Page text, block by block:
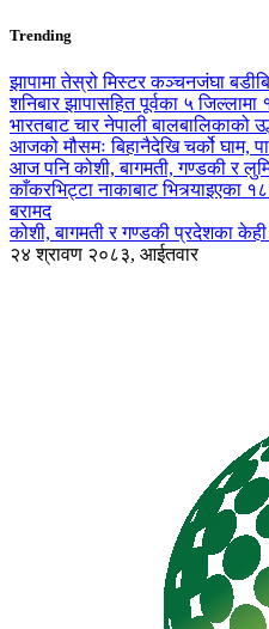
Trending
झापामा तेस्रो मिस्टर कञ्चनजंघा
शनिबार झापासहित पूर्वका ५
भारतबाट चार नेपाली बालबालिकाको
आजको मौसमः बिहानैदेखि चर्को घाम,
आज पनि कोशी, बागमती, गण्डकी र
काँकरभिट्टा नाकाबाट भित्र्याइएका
बरामद
कोशी, बागमती र गण्डकी प्रदेशका केही
२४ श्रावण २०८३, आईतवार